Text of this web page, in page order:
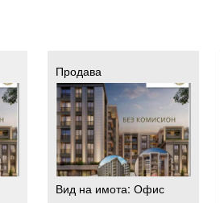
Продава
Вид на имота: Офис